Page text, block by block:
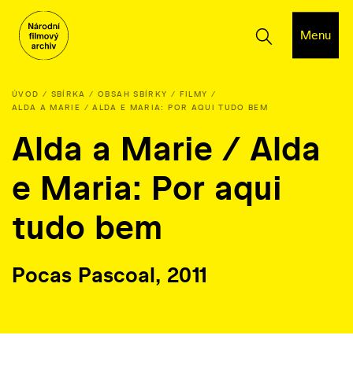
Menu
ÚVOD SBÍRKA OBSAH SBÍRKY
FILMY
ALDA A MARIE / ALDA E MARIA: POR AQUI TUDO BEM
Alda a Marie / Alda
e Maria: Por aqui
tudo bem
Pocas Pascoal, 2011